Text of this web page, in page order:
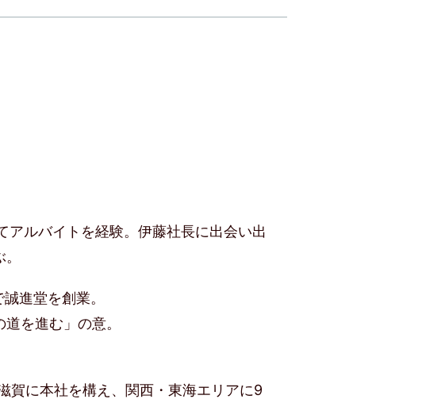
ルバイトを経験。伊藤社長に出会い出
進堂を創業。
を進む」の意。
賀に本社を構え、関西・東海エリアに9